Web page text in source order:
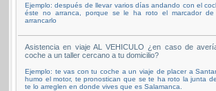
Ejemplo: después de llevar varios días andando con el
éste no arranca, porque se le ha roto el marcador
arrancarlo
Asistencia en viaje AL VEHICULO ¿en caso de
coche a un taller cercano a tu domicilio?
Ejemplo: te vas con tu coche a un viaje de placer a
humo el motor, te pronostican que se te ha roto la junta
te lo arreglen en donde vives que es Salamanca.